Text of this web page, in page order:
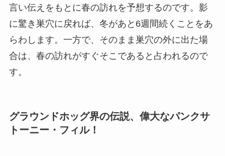
言い伝えをもとに春の訪れを予想するのです。影
に驚き巣穴に戻れば、冬があと6週間続くことをあ
らわします。一方で、そのまま巣穴の外に出た場
合は、春の訪れがすぐそこであると占われるので
す。
グラウンドホッグ界の伝説、偉大なパンクサ
トーニー・フィル！